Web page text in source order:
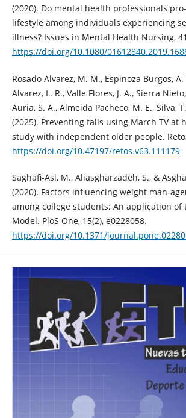
(2020). Do mental health professionals
lifestyle among individuals experiencing
illness? Issues in Mental Health Nursing,
https://doi.org/10.1080/
Rosado Alvarez, M. M., Espinoza Burgos, A.
Alvarez, L. R., Valle Flores, J. A., Sierra
Auria, S. A., Almeida Pacheco, M. E., Silva,
(2025). Preventing falls using March TV at
study with independent older people.
https://doi.org/10.47197/retos.v63.111179
Saghafi-Asl, M., Aliasgharzadeh, S., &
(2020). Factors influencing weight man-
among college students: An application of
Model. PloS One, 15(2), e0228058.
https://doi.org/10.1371/